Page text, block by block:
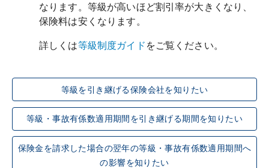
なります。等級が高いほど割引率が大きくなり、
保険料は安くなります。
詳しくは等級制度ガイド をご覧ください。
等級を引き継げる保険会社を知りたい
等級・事故有係数適用期間を引き継げる期間を知りたい
保険金を請求した場合の翌年の等級・事故有係数適用期間へ
の影響を知りたい